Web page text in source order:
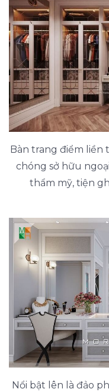
Bàn trang điểm liền
chóng sở hữu
thẩm mỹ, tiện
Nổi bật lên là đảo